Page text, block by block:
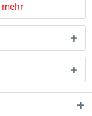
mehr